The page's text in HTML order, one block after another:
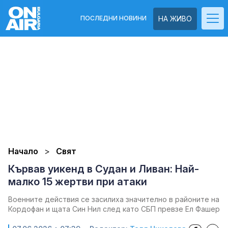
НА ЖИВО
ПОСЛЕДНИ НОВИНИ
Начало Свят
Кървав уикенд в Судан и Ливан: Най-
малко 15 жертви при атаки
Военните действия се засилиха значително в районите на
Кордофан и щата Син Нил след като СБП превзе Ел Фашер